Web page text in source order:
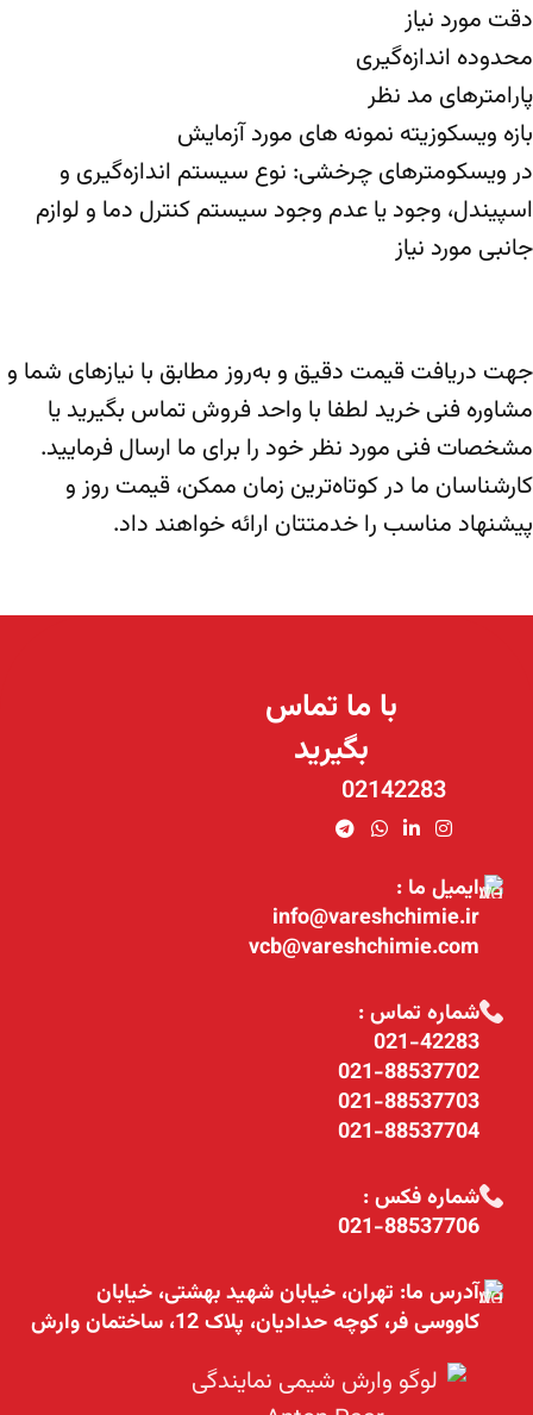
دقت مورد نیاز
محدوده اندازه‌گیری
پارامترهای مد نظر
بازه ویسکوزیته نمونه های مورد آزمایش
در ویسکومترهای چرخشی: نوع سیستم اندازه‌گیری و
اسپیندل، وجود یا عدم وجود سیستم کنترل دما و لوازم
جانبی مورد نیاز
جهت دریافت قیمت دقیق و به‌روز مطابق با نیازهای شما و
مشاوره فنی خرید لطفا با واحد فروش تماس بگیرید یا
مشخصات فنی مورد نظر خود را برای ما ارسال فرمایید.
کارشناسان ما در کوتاه‌ترین زمان ممکن، قیمت روز و
پیشنهاد مناسب را خدمتتان ارائه خواهند داد.
با ما تماس
بگیرید
02142283
ایمیل ما :
info@vareshchimie.ir
vcb@vareshchimie.com
شماره تماس :
021-42283
021-88537702
021-88537703
021-88537704
شماره فکس :
021-88537706
آدرس ما: تهران، خیابان شهید بهشتی، خیابان
کاووسی فر، کوچه حدادیان، پلاک 12، ساختمان وارش